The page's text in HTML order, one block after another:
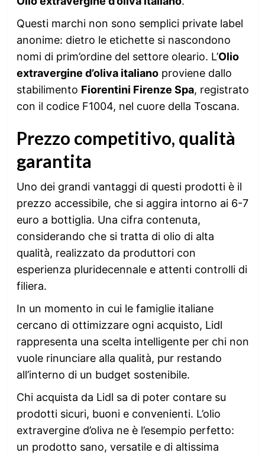
Questi marchi non sono semplici private label
anonime: dietro le etichette si nascondono
nomi di prim’ordine del settore oleario. L’Olio
extravergine d’oliva italianoproviene dallo
stabilimento Fiorentini Firenze Spa, registrato
con il codice F1004, nel cuore della Toscana.
Prezzo competitivo, qualità
garantita
Uno dei grandi vantaggi di questi prodotti è il
prezzo accessibile, che si aggira intorno ai 6-7
euro a bottiglia. Una cifra contenuta,
considerando che si tratta di olio di alta
qualità, realizzato da produttori con
esperienza pluridecennale e attenti controlli di
filiera.
In un momento in cui le famiglie italiane
cercano di ottimizzare ogni acquisto, Lidl
rappresenta una scelta intelligente per chi non
vuole rinunciare alla qualità, pur restando
all’interno di un budget sostenibile.
Chi acquista da Lidl sa di poter contare su
prodotti sicuri, buoni e convenienti. L’olio
extravergine d’oliva ne è l’esempio perfetto:
un prodotto sano, versatile e di altissima